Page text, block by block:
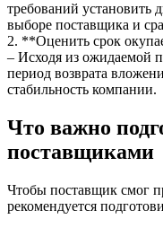
требований
выборе поставщика и
2. **Оценить срок
– Исходя из ожидаемой
период возврата
стабильность компании.
Что важно
поставщиками
Чтобы поставщик смог
рекомендуется